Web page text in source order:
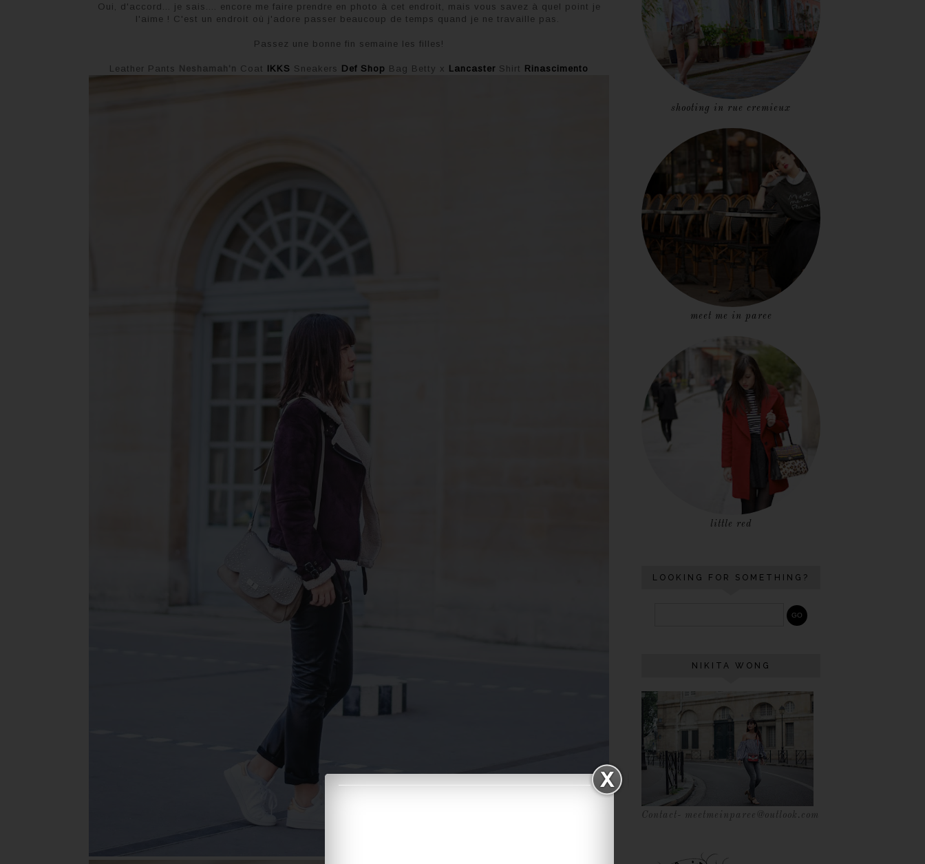
Oui, d'accord... je sais.... encore me faire prendre en photo à cet endroit, mais vous savez à quel point je
l'aime ! C'est un endroit où j'adore passer beaucoup de temps quand je ne travaille pas.
Passez une bonne fin semaine les filles!
Leather Pants Neshamah'n Coat IKKS Sneakers Def Shop Bag Betty x Lancaster Shirt Rinascimento
shooting in rue cremieux
meet me in paree
little red
LOOKING FOR SOMETHING?
NIKITA WONG
Contact- meetmeinparee@outlook.com